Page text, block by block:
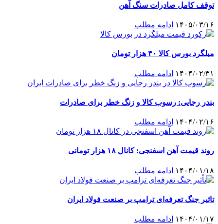
توقف کامل صادرات سنگ آهن
۱۴۰۵/۰۳/۱۶ ادامه مطلب
میلگرد بورس کالا ۴۰ هزار تومان
۱۴۰۴/۰۲/۳۱ ادامه مطلب
بندر رجایی: رسوب کالا و زنگ خطر برای صادرات
۱۴۰۴/۰۲/۱۶ ادامه مطلب
روند قیمت آهن اسفنجی: کانال ۱۸ هزار تومانی
۱۴۰۴/۰۱/۱۸ ادامه مطلب
تاثیر جنگ تعرفه‌ای ترامپ بر صنعت فولاد ایران
۱۴۰۴/۰۱/۱۷ ادامه مطلب